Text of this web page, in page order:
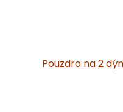
Pouzdro na 2